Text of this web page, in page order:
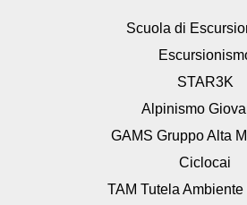
Scuola di
STAR3K
Alpinismo
GAMS Gruppo Alta
Ciclocai
TAM Tutela